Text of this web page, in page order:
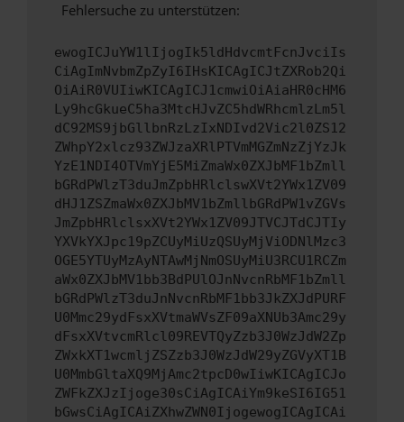
Fehlersuche zu unterstützen:
ewogICJuYW1lIjogIk5ldHdvcmtFcnJvciIs
CiAgImNvbmZpZyI6IHsKICAgICJtZXRob2Qi
OiAiR0VUIiwKICAgICJ1cmwiOiAiaHR0cHM6
Ly9hcGkueC5ha3MtcHJvZC5hdWRhcmlzLm5l
dC92MS9jbGllbnRzLzIxNDIvd2Vic2l0ZS12
ZWhpY2xlcz93ZWJzaXRlPTVmMGZmNzZjYzJk
YzE1NDI4OTVmYjE5MiZmaWx0ZXJbMF1bZmll
bGRdPWlzT3duJmZpbHRlclswXVt2YWx1ZV09
dHJ1ZSZmaWx0ZXJbMV1bZmllbGRdPW1vZGVs
JmZpbHRlclsxXVt2YWx1ZV09JTVCJTdCJTIy
YXVkYXJpc19pZCUyMiUzQSUyMjViODNlMzc3
OGE5YTUyMzAyNTAwMjNmOSUyMiU3RCU1RCZm
aWx0ZXJbMV1bb3BdPUlOJnNvcnRbMF1bZmll
bGRdPWlzT3duJnNvcnRbMF1bb3JkZXJdPURF
U0Mmc29ydFsxXVtmaWVsZF09aXNUb3Amc29y
dFsxXVtvcmRlcl09REVTQyZzb3J0WzJdW2Zp
ZWxkXT1wcmljZSZzb3J0WzJdW29yZGVyXT1B
U0MmbGltaXQ9MjAmc2tpcD0wIiwKICAgICJo
ZWFkZXJzIjoge30sCiAgICAiYm9keSI6IG51
bGwsCiAgICAiZXhwZWN0IjogewogICAgICAi